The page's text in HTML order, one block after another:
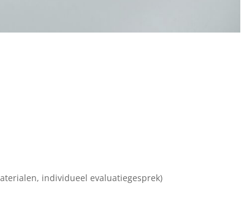
individueel evaluatiegesprek)